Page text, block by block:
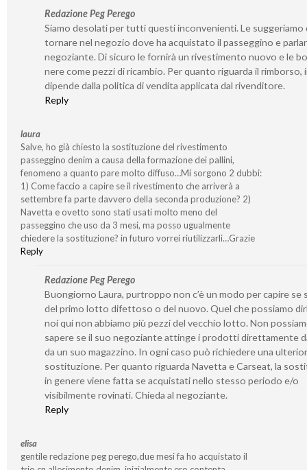
Redazione Peg Perego
Siamo desolati per tutti questi inconvenienti. Le suggeriamo
tornare nel negozio dove ha acquistato il passeggino e
negoziante. Di sicuro le fornirà un rivestimento nuovo e le
nere come pezzi di ricambio. Per quanto riguarda il rimborso,
dipende dalla politica di vendita applicata dal rivenditore.
Reply
laura
Salve, ho già chiesto la sostituzione del rivestimento
passeggino denim a causa della formazione dei pallini,
fenomeno a quanto pare molto diffuso…Mi sorgono 2 dubbi:
1) Come faccio a capire se il rivestimento che arriverà a
settembre fa parte davvero della seconda produzione? 2)
Navetta e ovetto sono stati usati molto meno del
passeggino che uso da 3 mesi, ma posso ugualmente
chiedere la sostituzione? in futuro vorrei riutilizzarli…Grazie
Reply
Redazione Peg Perego
Buongiorno Laura, purtroppo non c’è un modo per capire se
del primo lotto difettoso o del nuovo. Quel che possiamo
noi qui non abbiamo più pezzi del vecchio lotto. Non
sapere se il suo negoziante attinge i prodotti direttamente
da un suo magazzino. In ogni caso può richiedere una
sostituzione. Per quanto riguarda Navetta e Carseat, la
in genere viene fatta se acquistati nello stesso periodo e/o
visibilmente rovinati. Chieda al negoziante.
Reply
elisa
gentile redazione peg perego,due mesi fa ho acquistato il